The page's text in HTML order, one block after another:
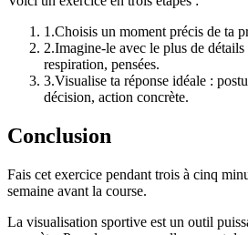
1 .Choisis un moment précis de ta
2.Imagine-le avec le plus de
respiration, pensées.
3.Visualise ta réponse idéale :
décision, action concrète.
Conclusion
Fais cet exercice pendant trois à cinq
semaine avant la course.
La visualisation sportive est un outil